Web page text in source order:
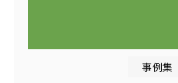
事例集